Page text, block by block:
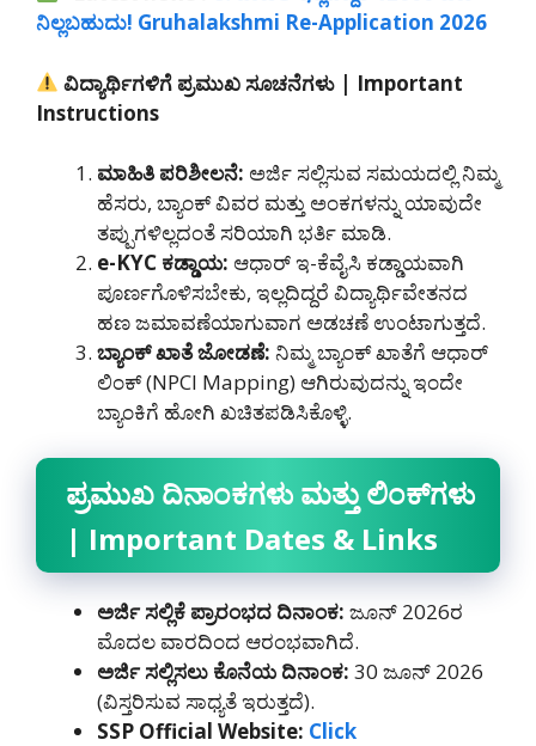
ನಿಲ್ಲಬಹುದು! Gruhalakshmi Re-Application 2026
ವಿದ್ಯಾರ್ಥಿಗಳಿಗೆ ಪ್ರಮುಖಸೂಚನೆಗಳು | Important
Instructions
ಮಾಹಿತಿ ಪರಿಶೀಲನೆ: ಅರ್ಜಿ ಸಲ್ಲಿಸುವ ಸಮಯದಲ್ಲಿ ನಿಮ್ಮ
ಹೆಸರು, ಬ್ಯಾಂಕ್ ವಿವರ ಮತ್ತು ಅಂಕಗಳನ್ನು ಯಾವುದೇ
ತಪ್ಪುಗಳಿಲ್ಲದಂತೆ ಸರಿಯಾಗಿ ಭರ್ತಿ ಮಾಡಿ.
e-KYC ಕಡ್ಡಾಯ: ಆಧಾರ್ ಇ-ಕೆವೈಸಿ ಕಡ್ಡಾಯವಾಗಿ
ಪೂರ್ಣಗೊಳಿಸಬೇಕು, ಇಲ್ಲದಿದ್ದರೆ ವಿದ್ಯಾರ್ಥಿವೇತನದ
ಹಣ ಜಮಾವಣೆಯಾಗುವಾಗ ಅಡಚಣೆ ಉಂಟಾಗುತ್ತದೆ.
ಬ್ಯಾಂಕ್ಖಾತೆಜೋಡಣೆ: ನಿಮ್ಮ ಬ್ಯಾಂಕ್ ಖಾತೆಗೆ ಆಧಾರ್
ಲಿಂಕ್ (NPCI Mapping) ಆಗಿರುವುದನ್ನು ಇಂದೇ
ಬ್ಯಾಂಕಿಗೆ ಹೋಗಿ ಖಚಿತಪಡಿಸಿಕೊಳ್ಳಿ.
ಪ್ರಮುಖ ದಿನಾಂಕಗಳು ಮತ್ತು ಲಿಂಕ್ಗಳು
| Important Dates & Links
ಅರ್ಜಿಸಲ್ಲಿಕೆ ಪ್ರಾರಂಭದ ದಿನಾಂಕ: ಜೂನ್ 2026ರ
ಮೊದಲ ವಾರದಿಂದ ಆರಂಭವಾಗಿದೆ.
ಅರ್ಜಿಸಲ್ಲಿಸಲು ಕೊನೆಯ ದಿನಾಂಕ: 30 ಜೂನ್ 2026
(ವಿಸ್ತರಿಸುವ ಸಾಧ್ಯತೆ ಇರುತ್ತದೆ).
SSP Official Website: Click